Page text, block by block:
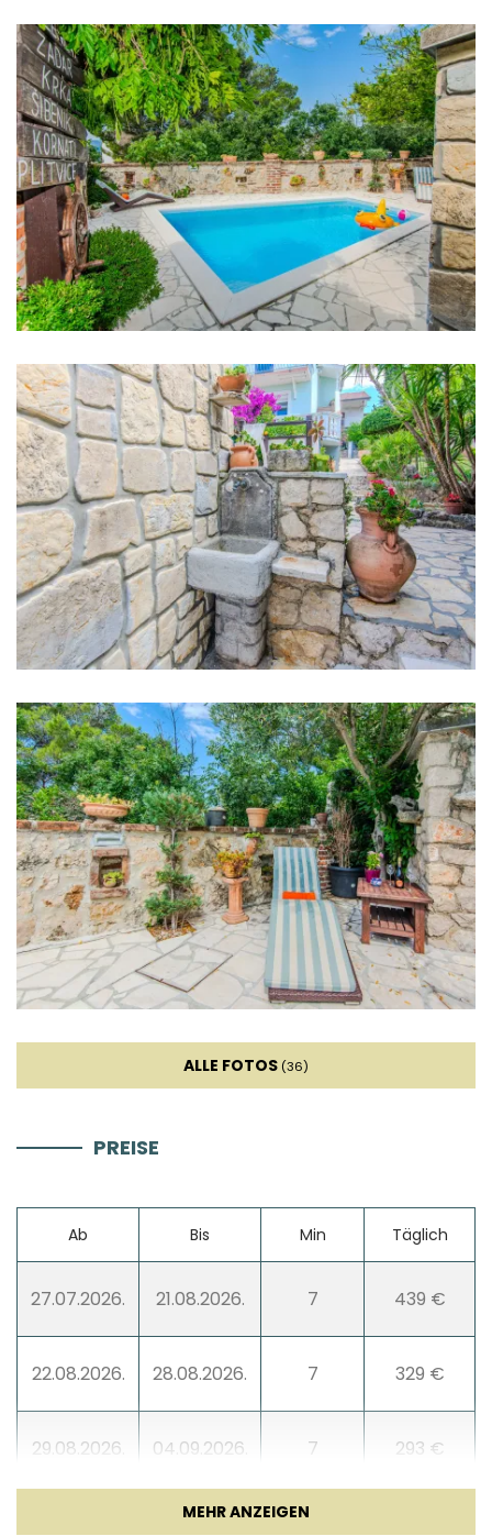
Ofen
Kühlschrank
Mikrowelle
Wasserkocher
Toaster
Geschirrspüler
Kaffeemaschine
Geschirr
Hochstuhl
Rührgerät
Sofa
TV
Kamin
Unterhaltung
Taverne
ALLE FOTOS (36)
PREISE
Ab Bis Min Täglich
27.07.2026. 21.08.2026. 7 439 €
22.08.2026. 28.08.2026. 7 329 €
29.08.2026. 04.09.2026. 7 293 €
11.09.2026. 7